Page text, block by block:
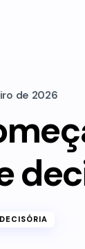
de 2026